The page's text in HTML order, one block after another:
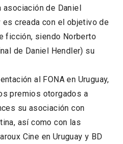
asociación de Daniel
creada con el objetivo de
ficción, siendo Norberto
de Daniel Hendler) su
al FONA en Uruguay,
premios otorgados a
su asociación con
así como con las
Cine en Uruguay y BD